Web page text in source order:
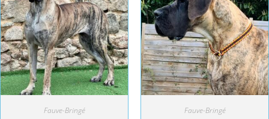
Fauve-Bringé Fauve-Bringé